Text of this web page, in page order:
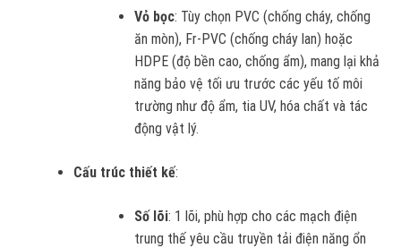
Vỏ bọc: Tùy chọn PVC (chống cháy, chống
ăn mòn), Fr-PVC (chống cháy lan) hoặc
HDPE (độ bền cao, chống ẩm), mang lại khả
năng bảo vệ tối ưu trước các yếu tố môi
trường như độ ẩm, tia UV, hóa chất và tác
động vật lý.
Cấu trúc thiết kế:
Số lõi: 1 lõi, phù hợp cho các mạch điện
trung thế yêu cầu truyền tải điện năng ổn